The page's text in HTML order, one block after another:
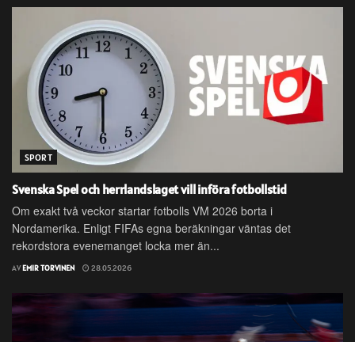
SPORT
Svenska Spel och herrlandslaget vill införa fotbollstid
Om exakt två veckor startar fotbolls VM 2026 borta i
Nordamerika. Enligt FIFAs egna beräkningar väntas det
rekordstora evenemanget locka mer än...
AVEMIR TORVINEN 28.05.2026